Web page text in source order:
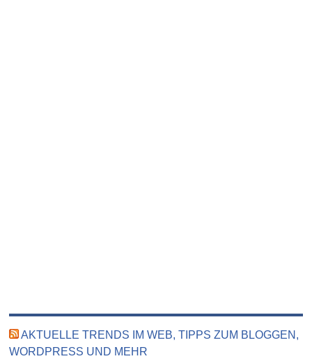
AKTUELLE TRENDS IM WEB, TIPPS ZUM BLOGGEN,
WORDPRESS UND MEHR